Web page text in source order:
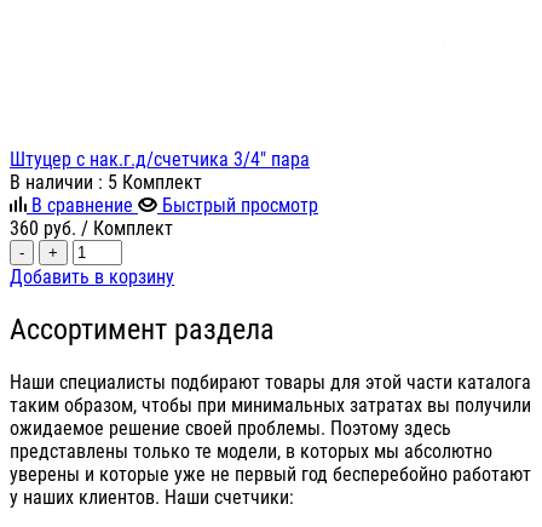
Штуцер с нак.г.д/счетчика 3/4" пара
В наличии : 5 Комплект
В сравнение
Быстрый просмотр
360 руб. / Комплект
- +
Добавить в корзину
Ассортимент раздела
Наши специалисты подбирают товары для этой части каталога
таким образом, чтобы при минимальных затратах вы получили
ожидаемое решение своей проблемы. Поэтому здесь
представлены только те модели, в которых мы абсолютно
уверены и которые уже не первый год бесперебойно работают
у наших клиентов. Наши счетчики: